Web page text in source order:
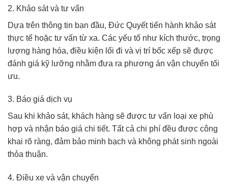
2. Khảo sát và tư vấn
Dựa trên thông tin ban đầu, Đức Quyết tiến hành khảo sát
thực tế hoặc tư vấn từ xa. Các yếu tố như kích thước, trọng
lượng hàng hóa, điều kiện lối đi và vị trí bốc xếp sẽ được
đánh giá kỹ lưỡng nhằm đưa ra phương án vận chuyển tối
ưu.
3. Báo giá dịch vụ
Sau khi khảo sát, khách hàng sẽ được tư vấn loại xe phù
hợp và nhận báo giá chi tiết. Tất cả chi phí đều được công
khai rõ ràng, đảm bảo minh bạch và không phát sinh ngoài
thỏa thuận.
4. Điều xe và vận chuyển